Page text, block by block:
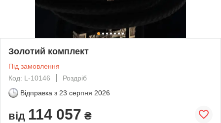
Золотий комплект
Під замовлення
Код: L-10146
Роздріб
Відправка з 23 серпня 2026
від 114 057 ₴